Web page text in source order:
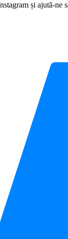
și ajută-ne